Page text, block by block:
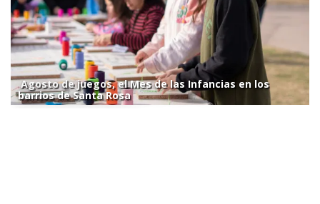
Agosto de juegos, el Mes de las Infancias en los
barrios de Santa Rosa